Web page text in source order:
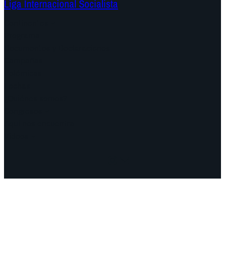
Liga Internacional Socialista